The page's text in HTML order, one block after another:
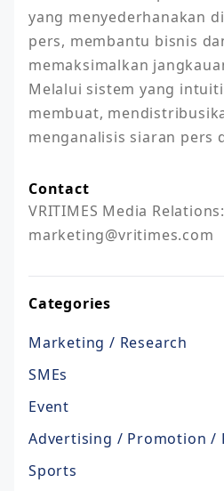
yang menyederhanakan
pers, membantu bisnis
memaksimalkan
Melalui sistem yang
membuat,
menganalisis siaran pers
Contact
VRITIMES Media Relations:
marketing@vritimes.com
Categories
Marketing / Research
SMEs
Event
Advertising / Promotion /
Sports